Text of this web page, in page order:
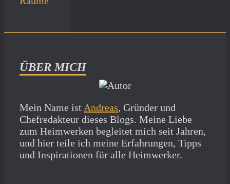
ÜBER MICH
Mein Name ist Andreas, Gründer und
Chefredakteur dieses Blogs. Meine Liebe
zum Heimwerken begleitet mich seit Jahren,
und hier teile ich meine Erfahrungen, Tipps
und Inspirationen für alle Heimwerker.